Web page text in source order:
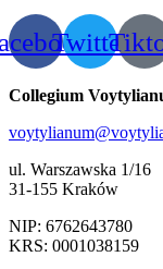
Twitter
Collegium
ul. Warszawska 1/16
31-155 Kraków
NIP: 6762643780
KRS: 0001038159